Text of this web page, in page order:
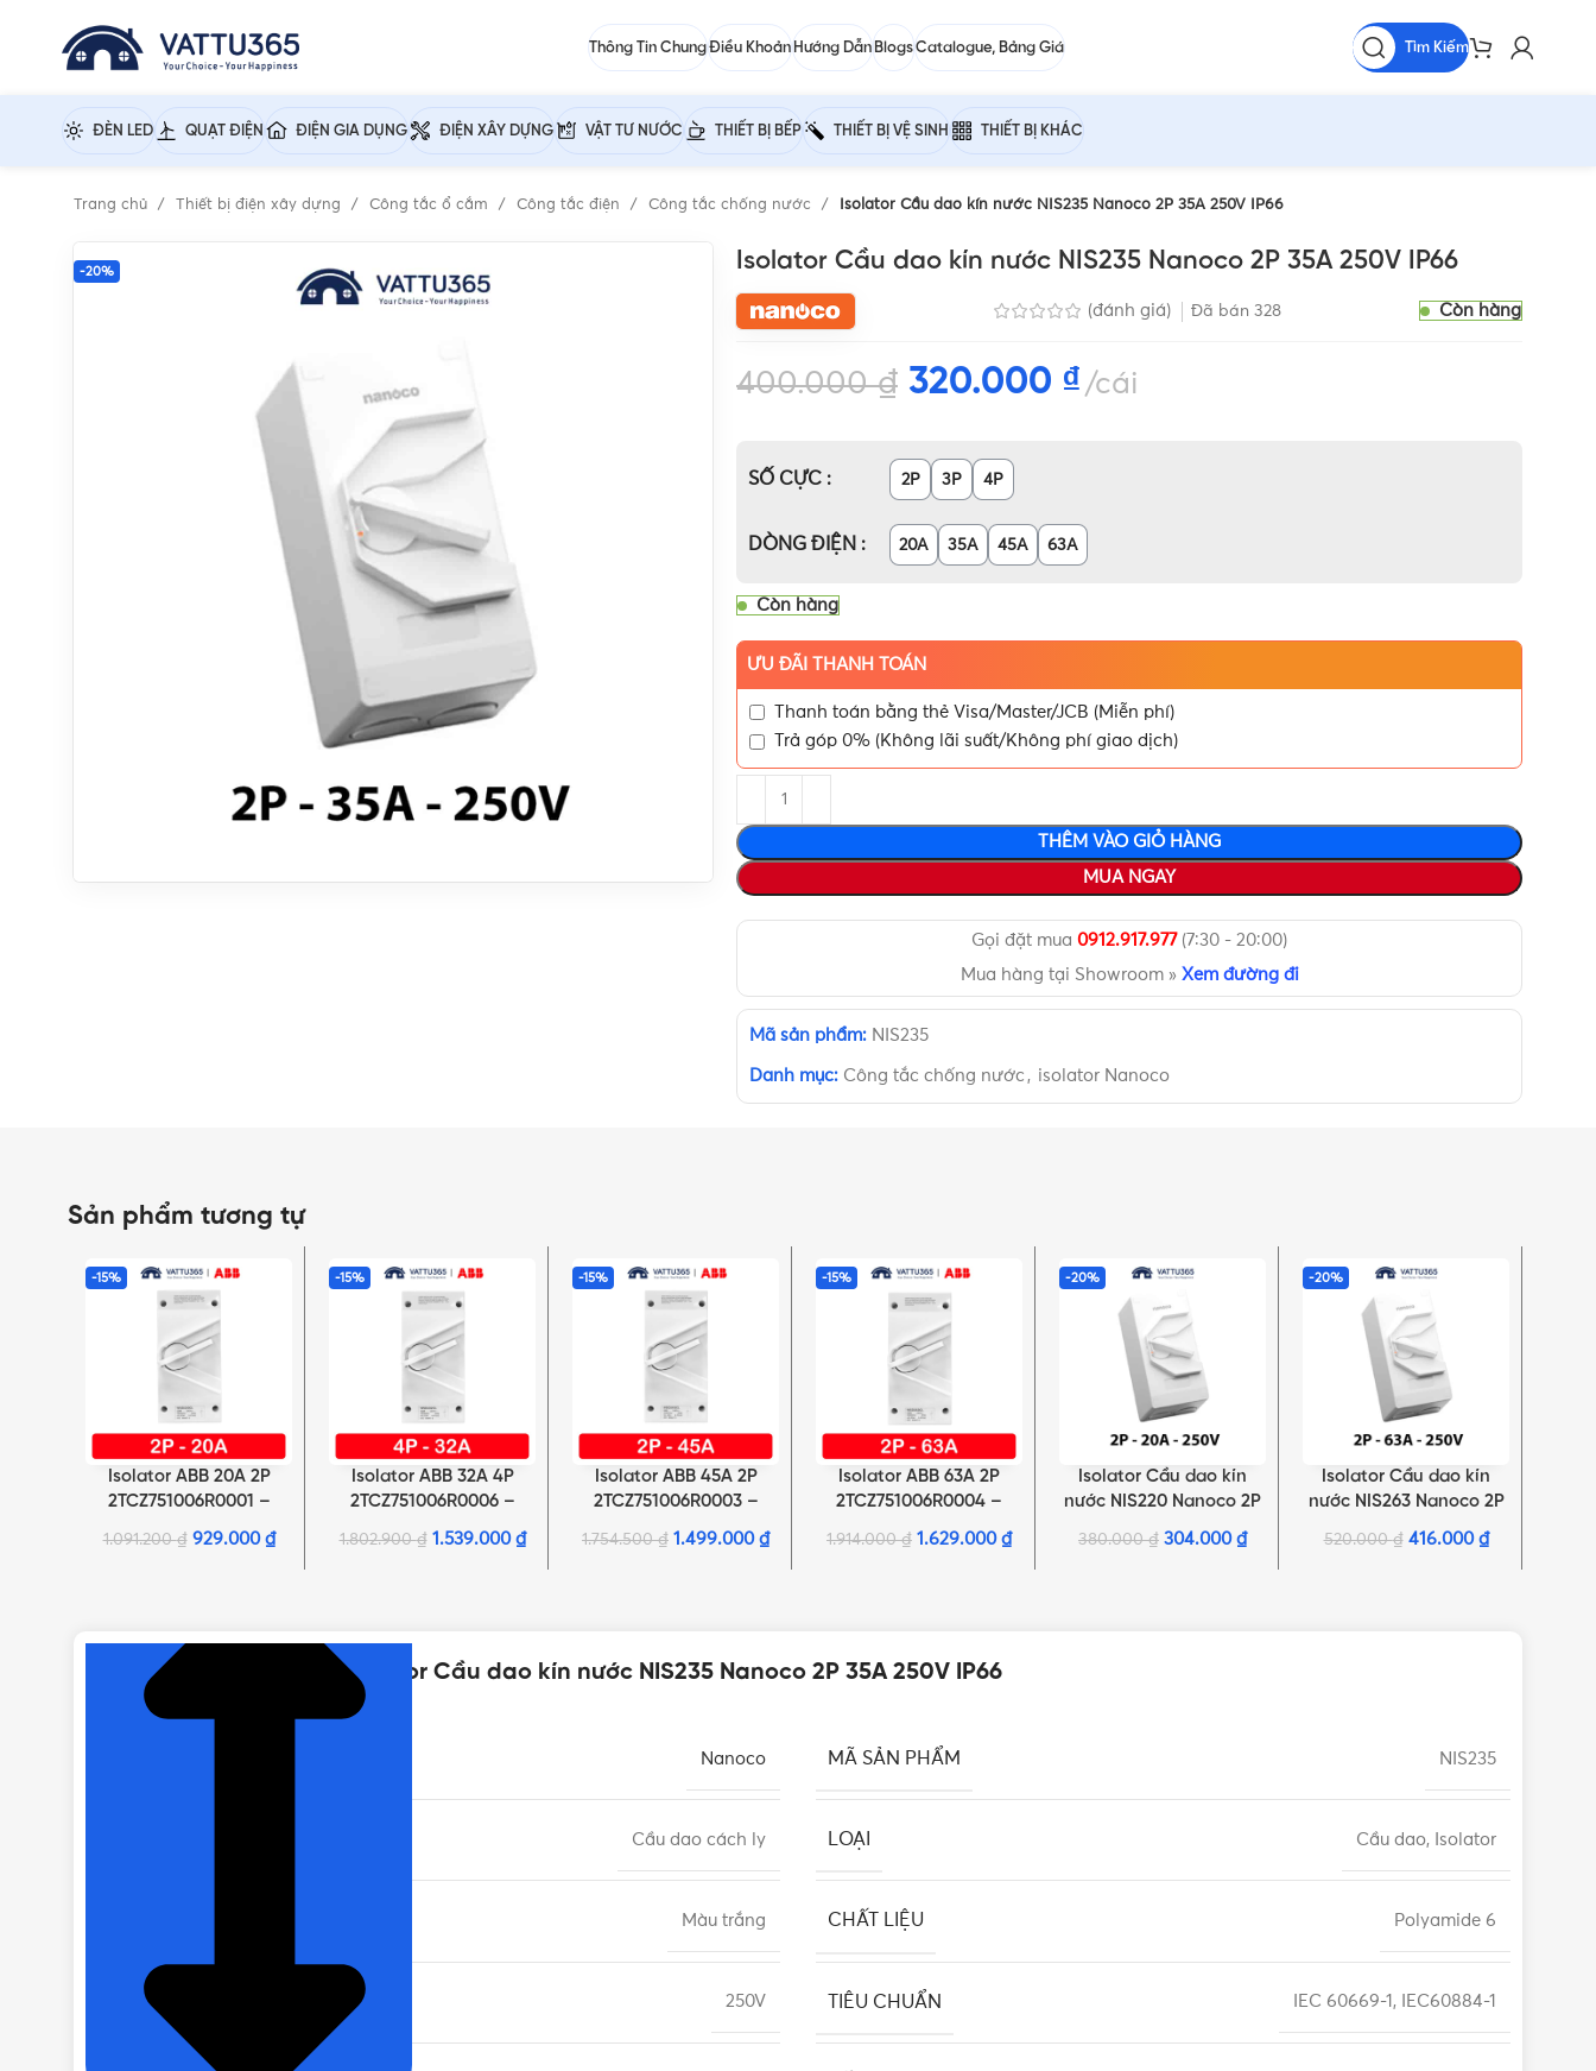
Thông Tin ChungĐiều Khoản Hướng Dẫn BlogsCatalogue, Bảng Giá Tìm Kiếm
ĐÈN LED QUẠT ĐIỆN ĐIỆN GIA DỤNG ĐIỆN XÂY DỰNG VẬT TƯ NƯỚC THIẾT BỊ BẾP THIẾT BỊ VỆ SINH THIẾT BỊ KHÁC
Trang chủ Thiết bị điện xây dựng Công tắc ổ cắm Công tắc điện Công tắc chống nước Isolator Cầu dao kín nước NIS235 Nanoco 2P 35A 250V IP66
-20% Isolator Cầu dao kín nước NIS235 Nanoco 2P 35A 250V IP66
(đánh giá) Đã bán 328 Còn hàng
400.000₫ 320.000 ₫ cái
SỐ CỰC 2P 3P 4P
DÒNG ĐIỆN 20A 35A 45A 63A
Còn hàng
ƯU ĐÃI THANH TOÁN
Thanh toán bằng thẻ Visa/Master/JCB (Miễn phí)
Trả góp 0% (Không lãi suất/Không phí giao dịch)
THÊM VÀO GIỎ HÀNG
MUA NGAY
Gọi đặt mua 0912.917.977(7:30 - 20:00)
Mua hàng tại Showroom » Xem đường đi
Mã sản phẩm: NIS235
Danh mục: Công tắc chống nước , isolator Nanoco
Sản phẩm tương tự
-15%
THÊM VÀO GIỎ HÀNG
Isolator ABB 20A 2P
2TCZ751006R0001 –
WSD220CL
1.091.200₫ 929.000 ₫
-15%
THÊM VÀO GIỎ HÀNG
Isolator ABB 32A 4P
2TCZ751006R0006 –
WSD432CL
1.802.900₫ 1.539.000 ₫
-15%
THÊM VÀO GIỎ HÀNG
Isolator ABB 45A 2P
2TCZ751006R0003 –
WSD245CL
1.754.500₫ 1.499.000 ₫
-15%
THÊM VÀO GIỎ HÀNG
Isolator ABB 63A 2P
2TCZ751006R0004 –
WSD263CL
1.914.000₫ 1.629.000 ₫
-20%
THÊM VÀO GIỎ HÀNG
Isolator Cầu dao kín
nước NIS220 Nanoco 2P
20A 250V IP66
380.000₫ 304.000 ₫
-20%
THÊM VÀO GIỎ HÀNG
Isolator Cầu dao kín
nước NIS263 Nanoco 2P
63A 250V IP66
520.000₫ 416.000 ₫
Thông số kỹ thuật của Isolator Cầu dao kín nước NIS235 Nanoco 2P 35A 250V IP66
Nanoco MÃ SẢN PHẨM NIS235
Cầu dao cách ly LOẠI Cầu dao, Isolator
Màu trắng CHẤT LIỆU Polyamide 6
ĐIỆN ÁP ĐỊNH MỨC 250V TIÊU CHUẨN IEC 60669-1, IEC60884-1
NHẤN ĐỂ XEM TIẾP (THU GỌN)